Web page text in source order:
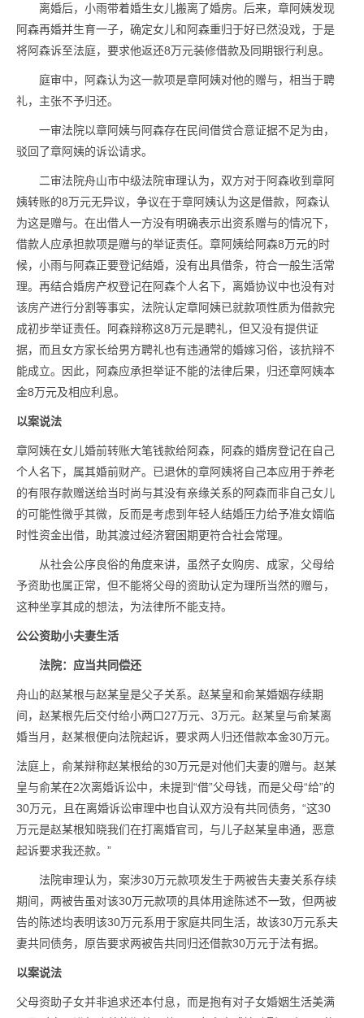
离婚后，小雨带着婚生女儿搬离了婚房。后来，章阿姨发现
阿森再婚并生育一子，确定女儿和阿森重归于好已然没戏，于是
将阿森诉至法庭，要求他返还8万元装修借款及同期银行利息。
庭审中，阿森认为这一款项是章阿姨对他的赠与，相当于聘
礼，主张不予归还。
一审法院以章阿姨与阿森存在民间借贷合意证据不足为由，
驳回了章阿姨的诉讼请求。
二审法院舟山市中级法院审理认为，双方对于阿森收到章阿
姨转账的8万元无异议，争议在于章阿姨认为这是借款，阿森认
为这是赠与。在出借人一方没有明确表示出资系赠与的情况下，
借款人应承担款项是赠与的举证责任。章阿姨给阿森8万元的时
候，小雨与阿森正要登记结婚，没有出具借条，符合一般生活常
理。再结合婚房产权登记在阿森个人名下，离婚协议中也没有对
该房产进行分割等事实，法院认定章阿姨已就款项性质为借款完
成初步举证责任。阿森辩称这8万元是聘礼，但又没有提供证
据，而且女方家长给男方聘礼也有违通常的婚嫁习俗，该抗辩不
能成立。因此，阿森应承担举证不能的法律后果，归还章阿姨本
金8万元及相应利息。
以案说法
章阿姨在女儿婚前转账大笔钱款给阿森，阿森的婚房登记在自己
个人名下，属其婚前财产。已退休的章阿姨将自己本应用于养老
的有限存款赠送给当时尚与其没有亲缘关系的阿森而非自己女儿
的可能性微乎其微，反而是考虑到年轻人结婚压力给予准女婿临
时性资金出借，助其渡过经济窘困期更符合社会常理。
从社会公序良俗的角度来讲，虽然子女购房、成家，父母给
予资助也属正常，但不能将父母的资助认定为理所当然的赠与，
这种坐享其成的想法，为法律所不能支持。
公公资助小夫妻生活
法院：应当共同偿还
舟山的赵某根与赵某皇是父子关系。赵某皇和俞某婚姻存续期
间，赵某根先后交付给小两口27万元、3万元。赵某皇与俞某离
婚当月，赵某根便向法院起诉，要求两人归还借款本金30万元。
法庭上，俞某辩称赵某根给的30万元是对他们夫妻的赠与。赵某
皇与俞某在2次离婚诉讼中，未提到“借”父母钱，而是父母“给”的
30万元，且在离婚诉讼审理中也自认双方没有共同债务，“这30
万元是赵某根知晓我们在打离婚官司，与儿子赵某皇串通，恶意
起诉要求我还款。”
法院审理认为，案涉30万元款项发生于两被告夫妻关系存续
期间，两被告虽对该30万元款项的具体用途陈述不一致，但两被
告的陈述均表明该30万元系用于家庭共同生活，故该30万元系夫
妻共同债务，原告要求两被告共同归还借款30万元于法有据。
以案说法
父母资助子女并非追求还本付息，而是抱有对子女婚姻生活美满